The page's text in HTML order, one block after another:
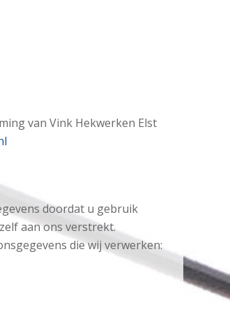
van Vink Hekwerken Elst
doordat u gebruik
aan ons verstrekt.
die wij verwerken: